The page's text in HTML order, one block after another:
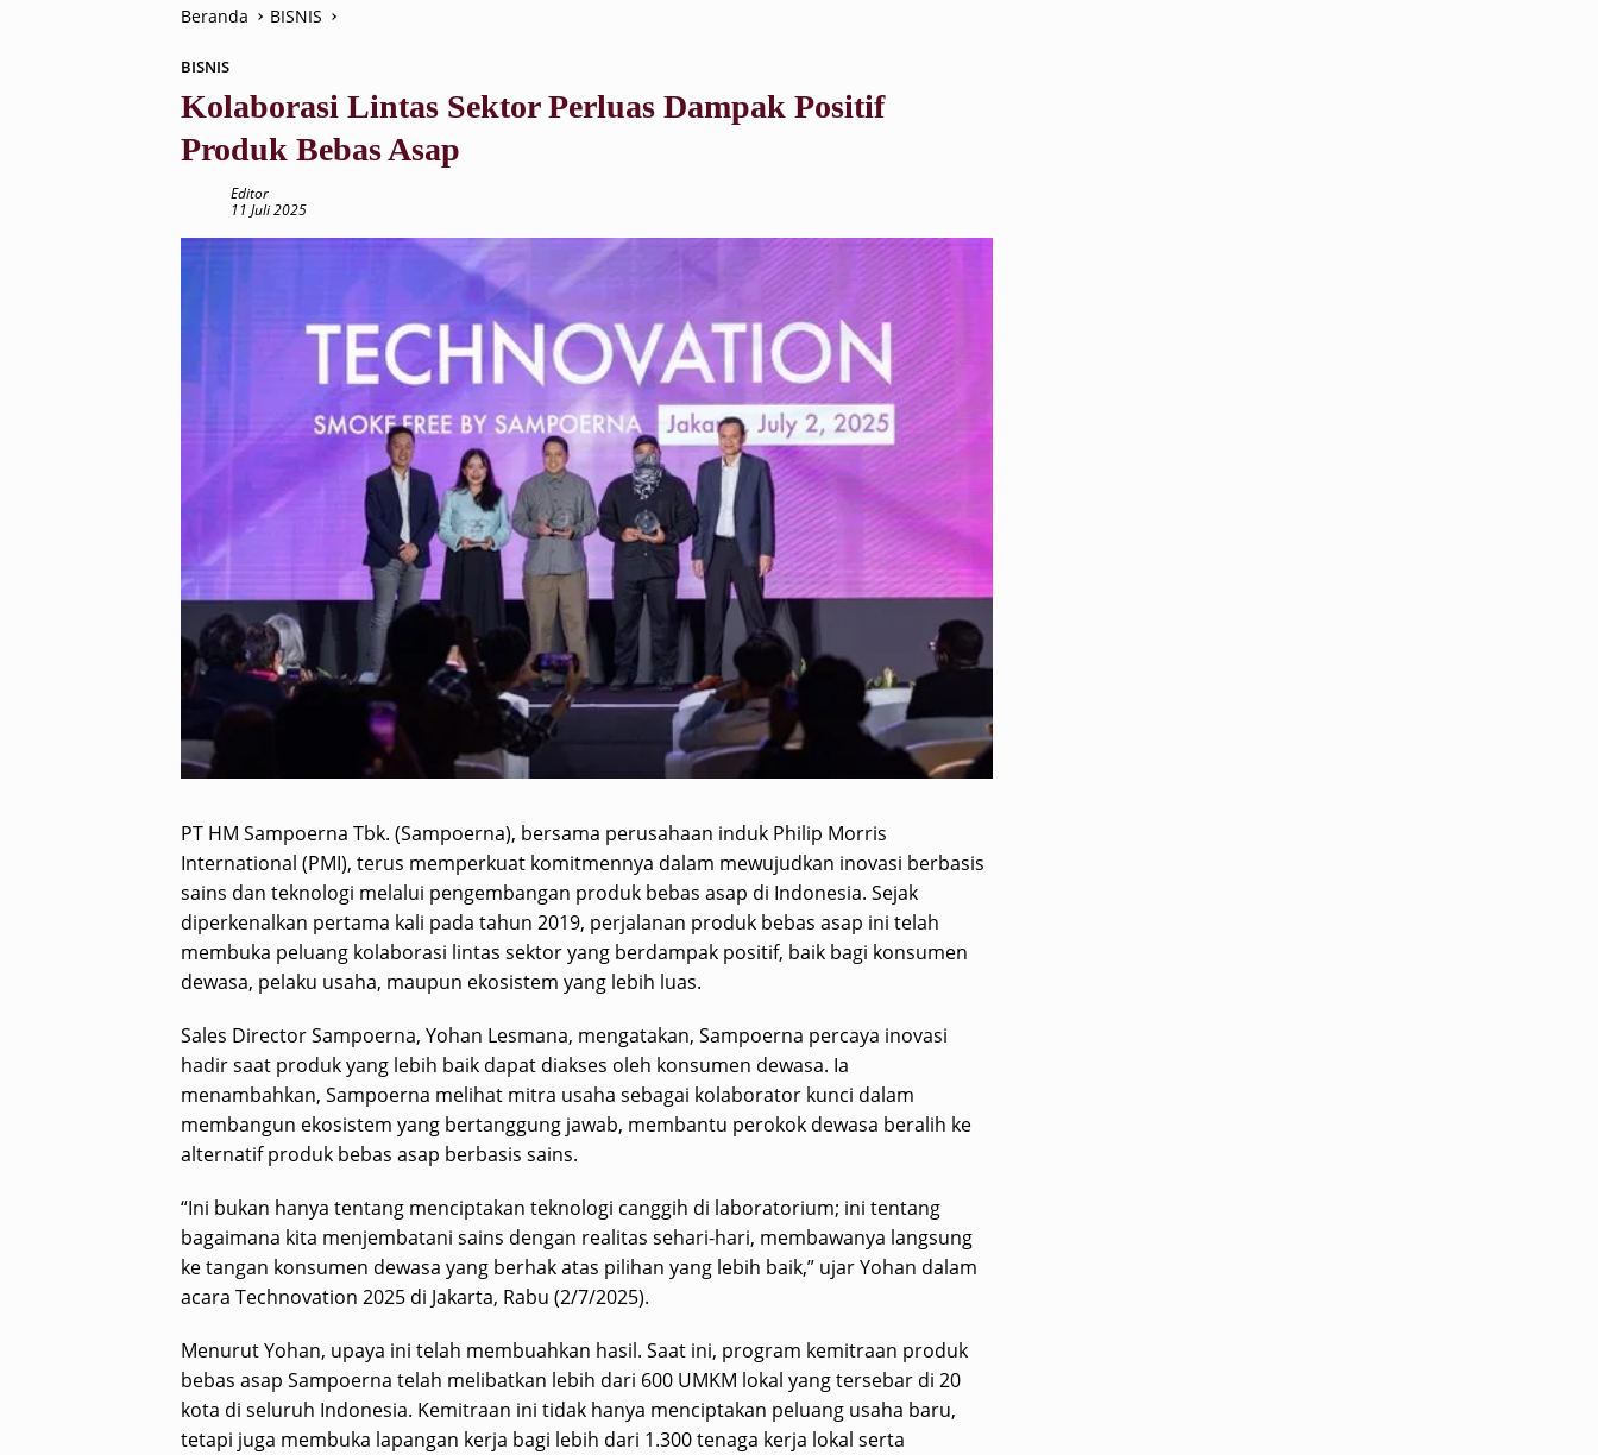
Beranda BISNIS
BISNIS
Kolaborasi Lintas Sektor Perluas Dampak Positif
Produk Bebas Asap
Editor
11 Juli 2025
PT HM Sampoerna Tbk. (Sampoerna), bersama perusahaan induk Philip Morris
International (PMI), terus memperkuat komitmennya dalam mewujudkan inovasi berbasis
sains dan teknologi melalui pengembangan produk bebas asap di Indonesia. Sejak
diperkenalkan pertama kali pada tahun 2019, perjalanan produk bebas asap ini telah
membuka peluang kolaborasi lintas sektor yang berdampak positif, baik bagi konsumen
dewasa, pelaku usaha, maupun ekosistem yang lebih luas.
Sales Director Sampoerna, Yohan Lesmana, mengatakan, Sampoerna percaya inovasi
hadir saat produk yang lebih baik dapat diakses oleh konsumen dewasa. Ia
menambahkan, Sampoerna melihat mitra usaha sebagai kolaborator kunci dalam
membangun ekosistem yang bertanggung jawab, membantu perokok dewasa beralih ke
alternatif produk bebas asap berbasis sains.
“Ini bukan hanya tentang menciptakan teknologi canggih di laboratorium; ini tentang
bagaimana kita menjembatani sains dengan realitas sehari-hari, membawanya langsung
ke tangan konsumen dewasa yang berhak atas pilihan yang lebih baik,” ujar Yohan dalam
acara Technovation 2025 di Jakarta, Rabu (2/7/2025).
Menurut Yohan, upaya ini telah membuahkan hasil. Saat ini, program kemitraan produk
bebas asap Sampoerna telah melibatkan lebih dari 600 UMKM lokal yang tersebar di 20
kota di seluruh Indonesia. Kemitraan ini tidak hanya menciptakan peluang usaha baru,
tetapi juga membuka lapangan kerja bagi lebih dari 1.300 tenaga kerja lokal serta